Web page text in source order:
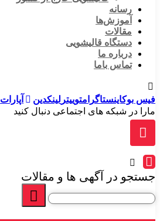
رسانه
آموزش‌ها
مقالات
دستگاه قالیشویی
درباره ما
تماس باما
فیس بوکاینستاگرامتوییتر لینکدین
آپارات
مارا در شبکه های اجتماعی دنبال کنید
جستجو در آگهی ها و مقالات